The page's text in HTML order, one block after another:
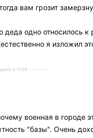
вам грозит
деда одно
я изложил
в 11:59 ----------
военная в городе
"базы". Очень